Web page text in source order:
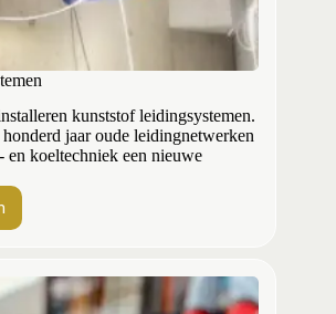
kunststof leidingsystemen.
jaar oude leidingnetwerken
en koeltechniek een nieuwe